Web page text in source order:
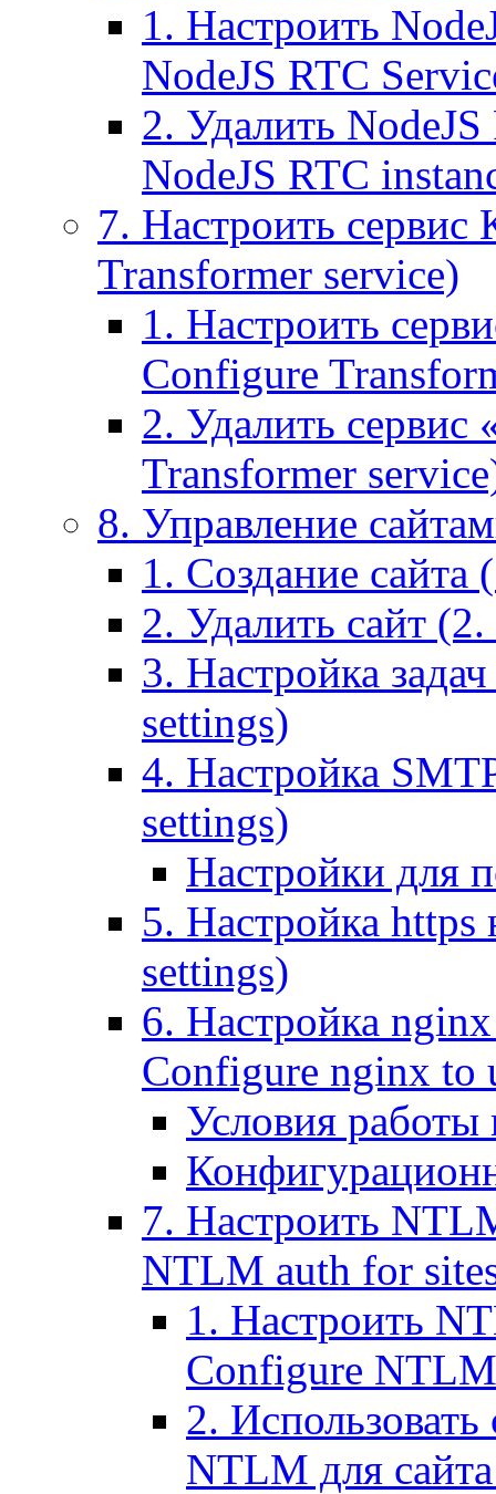
1. Настроить
NodeJS RTC
2. Удалить
NodeJS RTC
7. Настроить
Transformer service)
1. Настроить
Configure
2. Удалить сервис
Transformer
8. Управление
1. Создание сайта
2. Удалить сайт
3. Настройка
settings)
4. Настройка
settings)
Настройки для
5. Настройка https
settings)
6. Настройка
Configure nginx to
Условия работы
7. Настроить
NTLM auth for
1. Настроить
Configure
2.
NTLM для